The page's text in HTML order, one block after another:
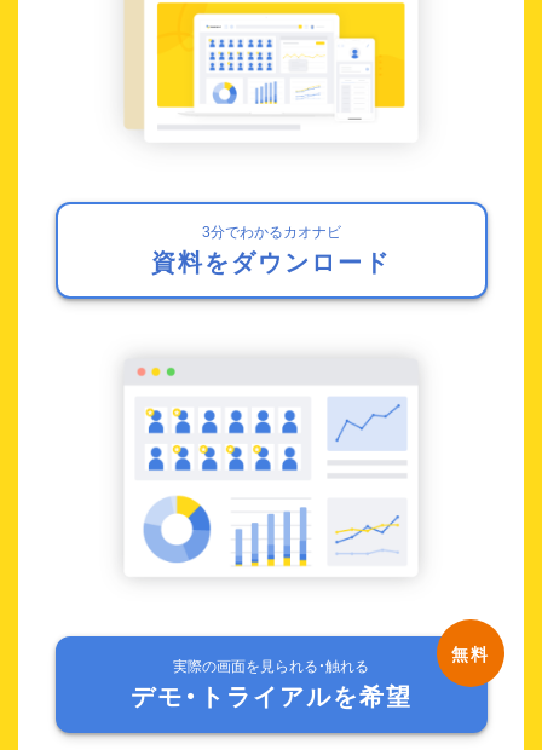
3分でわかるカオナビ
資料をダウンロード
実際の画面を見られる・触れる
デモ・トライアルを希望